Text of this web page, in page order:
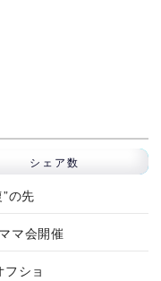
シェア数
の先
マ会開催
ショ